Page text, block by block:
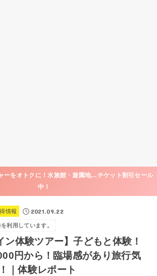
ーをオトクに！水族館・遊園地…チケット割引セール
中！
情報 2021.09.22
利用しています。
ン体験ツアー】子どもと体験！
円から！臨場感があり旅行気
｜体験レポート